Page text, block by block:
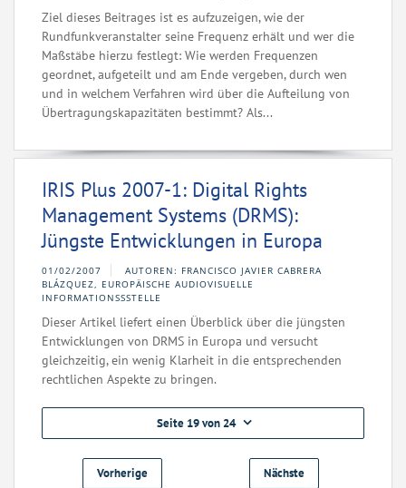
Ziel dieses Beitrages ist es aufzuzeigen, wie der
Rundfunkveranstalter seine Frequenz erhält und wer die
Maßstäbe hierzu festlegt: Wie werden Frequenzen
geordnet, aufgeteilt und am Ende vergeben, durch wen
und in welchem Verfahren wird über die Aufteilung von
Übertragungskapazitäten bestimmt? Als...
IRIS Plus 2007-1: Digital Rights
Management Systems (DRMS):
Jüngste Entwicklungen in Europa
01/02/2007
AUTOREN: FRANCISCO JAVIER CABRERA
BLÁZQUEZ, EUROPÄISCHE AUDIOVISUELLE
INFORMATIONSSSTELLE
Dieser Artikel liefert einen Überblick über die jüngsten
Entwicklungen von DRMS in Europa und versucht
gleichzeitig, ein wenig Klarheit in die entsprechenden
rechtlichen Aspekte zu bringen.
Seite 19 von 24
Vorherige Nächste